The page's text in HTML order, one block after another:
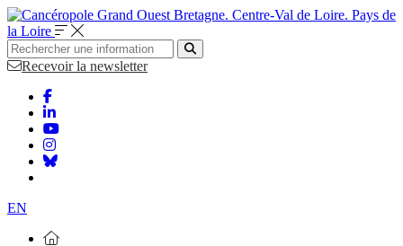
Bretagne. Centre-Val de Loire. Pays de
la Loire
Recevoir la newsletter
EN